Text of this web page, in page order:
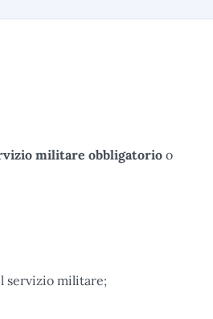
militare obbligatorioo
servizio militare;